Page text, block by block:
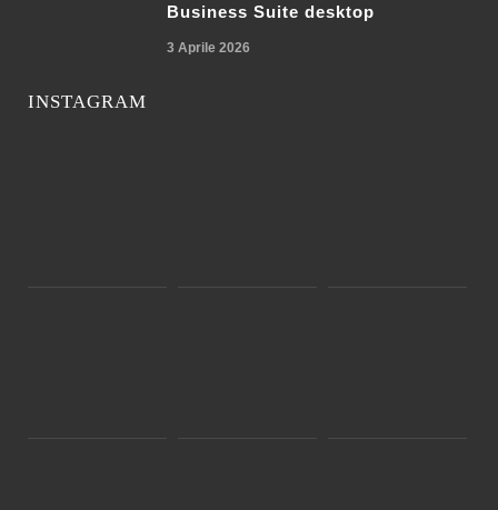
Business Suite desktop
3 Aprile 2026
INSTAGRAM